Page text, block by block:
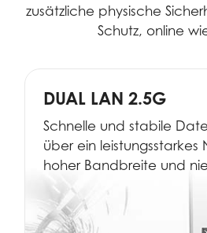
zusätzliche physische
Schutz, online
DUAL LAN 2.5G
Schnelle und stabile
über ein leistungsstarkes
hoher Bandbreite und